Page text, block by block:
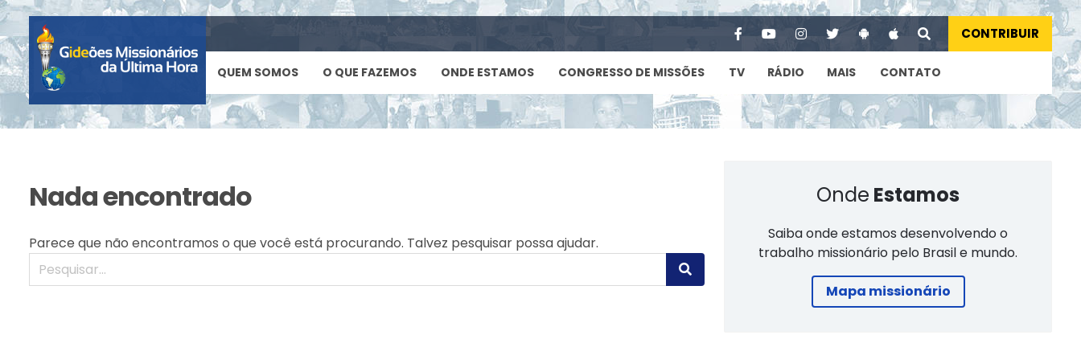
CONTRIBUIR
QUEM SOMOS O QUE FAZEMOS ONDE ESTAMOS CONGRESSO DE MISSÕES TV RÁDIO MAIS CONTATO
Nada encontrado
Parece que não encontramos o que você está procurando. Talvez pesquisar possa ajudar.
Onde Estamos
Saiba onde estamos desenvolvendo o
trabalho missionário pelo Brasil e mundo.
Mapa missionário